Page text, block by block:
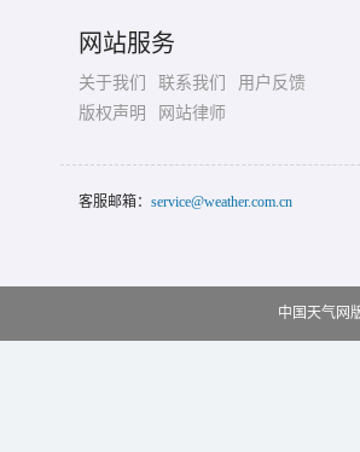
网站服务
关于我们 联系我们
用户反馈
版权声明
网站律师
客服邮箱： service@weather.com.cn
中国天气